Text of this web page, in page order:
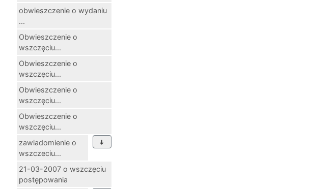
obwieszczenie o wydaniu
...
Obwieszczenie o
wszczęciu...
Obwieszczenie o
wszczęciu...
Obwieszczenie o
wszczęciu...
Obwieszczenie o
wszczęciu...
zawiadomienie o
wszczeciu...
21-03-2007 o wszczęciu
postępowania